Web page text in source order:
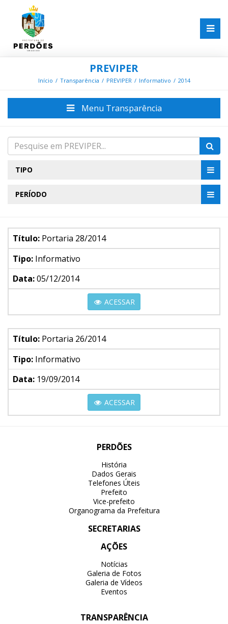
PREVIPER
Início Transparência PREVIPER Informativo 2014
Menu Transparência
TIPO
PERÍODO
Título: Portaria 28/2014
Tipo: Informativo
Data:05/12/2014
ACESSAR
Título: Portaria 26/2014
Tipo: Informativo
Data: 19/09/2014
ACESSAR
PERDÕES
História
Dados Gerais
Telefones Úteis
Prefeito
Vice-prefeito
Organograma da Prefeitura
SECRETARIAS
AÇÕES
Notícias
Galeria de Fotos
Galeria de Vídeos
Eventos
TRANSPARÊNCIA